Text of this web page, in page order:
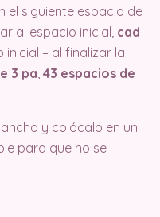
el siguiente espacio de
al espacio inicial, cad
inicial – al finalizar la
3 pa 43 espacios de
.
y colócalo en un
para que no se